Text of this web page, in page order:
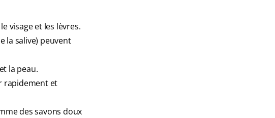
visage et les lèvres.
la salive) peuvent
la peau.
rapidement et
des savons doux